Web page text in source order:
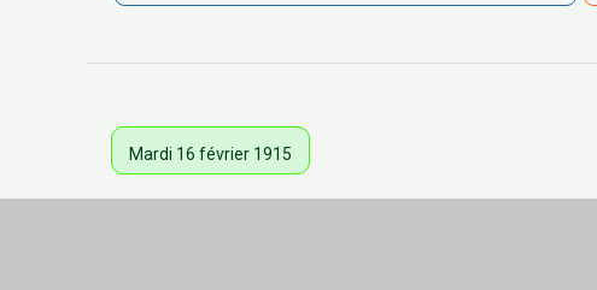
Mardi 16 février 1915